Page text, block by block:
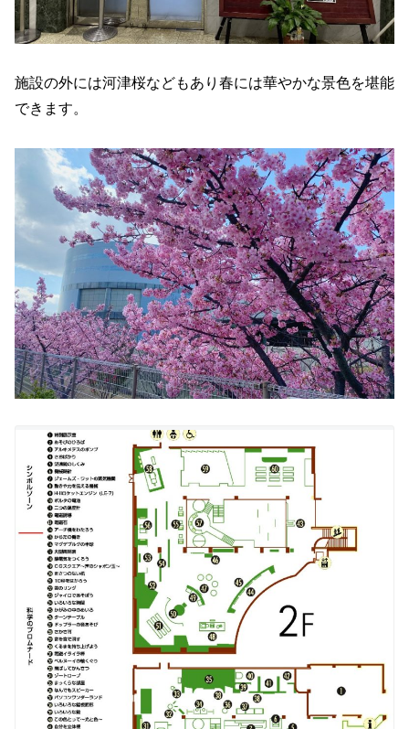
施設の外には河津桜などもあり春には華やかな景色を堪能
できます。